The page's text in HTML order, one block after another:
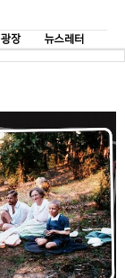
장 뉴스레터